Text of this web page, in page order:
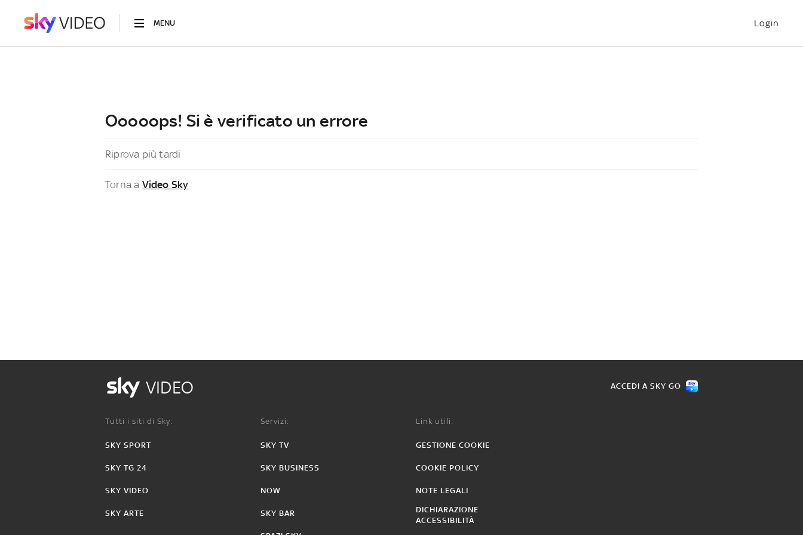
MENU Login
Ooooops! Si è verificato un errore
Riprova più tardi
Torna a Video Sky
VIDEO ACCEDI A SKY GO
Tutti i siti di Sky:
SKY SPORT
SKY TG 24
SKY VIDEO
SKY ARTE
Servizi:
SKY TV
SKY BUSINESS
NOW
SKY BAR
Link utili:
GESTIONE COOKIE
COOKIE POLICY
NOTE LEGALI
DICHIARAZIONE
ACCESSIBILITÀ